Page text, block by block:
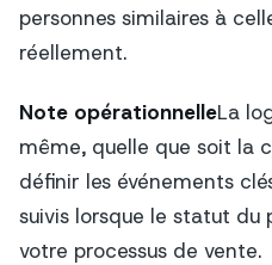
personnes similaires à
réellement.
Note opérationnelleLa
même, quelle que soit la
définir les événements
suivis lorsque le statut
votre processus de vente.